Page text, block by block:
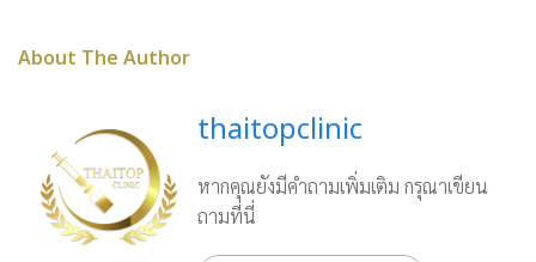
About The Author
thaitopclinic
หากคุณยังมีคำถามเพิ่มเติม กรุณาเขียน
ถามที่นี่